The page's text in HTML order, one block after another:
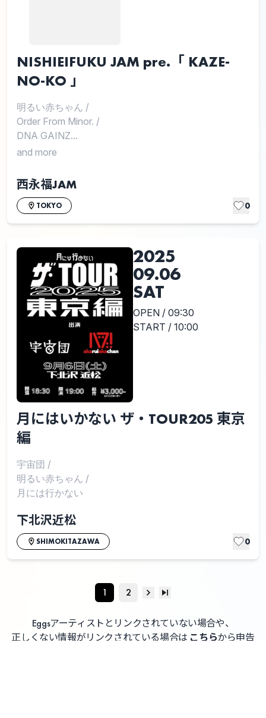
NISHIEIFUKU JAM pre.「 KAZE-
NO-KO 」
明るい赤ちゃん /
Order From Minor. /
DNA GAINZ...
and more
西永福JAM
TOKYO 0
2025
09.06
SAT
OPEN / 09:30
START / 10:00
月にはいかない ザ・TOUR205 東京
編
宇宙団 /
明るい赤ちゃん /
月には行かない
下北沢近松
SHIMOKITAZAWA 0
1 2
Eggsアーティストとリンクされていない場合や、
正しくない情報がリンクされている場合は こちらから申告